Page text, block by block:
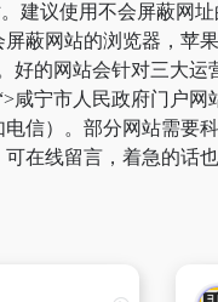
建议使用不会屏蔽网
蔽网站的浏览器，苹
好的网站会针对三大
咸宁市人民政府门户
信）。部分网站需要
在线留言，着急的话